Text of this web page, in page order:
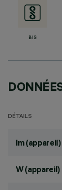
BIS
DÉTAILS
lm (appareil)
W (appareil)